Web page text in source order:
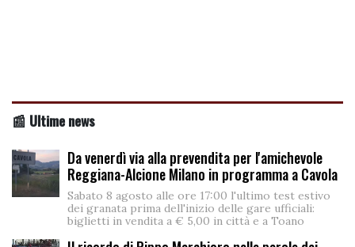
📰 Ultime news
Da venerdì via alla prevendita per l'amichevole
Reggiana-Alcione Milano in programma a Cavola
Sabato 8 agosto alle ore 17:00 l'ultimo test estivo
dei granata prima dell'inizio delle gare ufficiali:
biglietti in vendita a € 5,00 in città e a Toano